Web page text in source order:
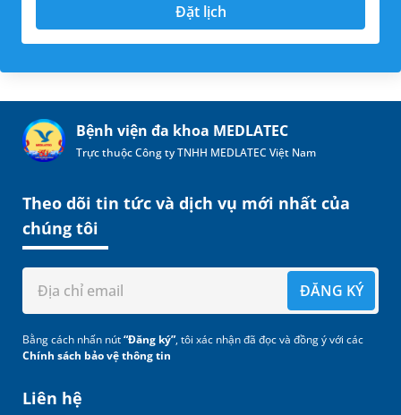
Đặt lịch
Bệnh viện đa khoa MEDLATEC
Trực thuộc Công ty TNHH MEDLATEC Việt Nam
Liên hệ
Theo dõi tin tức và dịch vụ mới nhất của
chúng tôi
ĐĂNG KÝ
Bằng cách nhấn nút“Đăng ký”, tôi xác nhận đã đọc và đồng ý với các
Chính sách bảo vệ thông tin